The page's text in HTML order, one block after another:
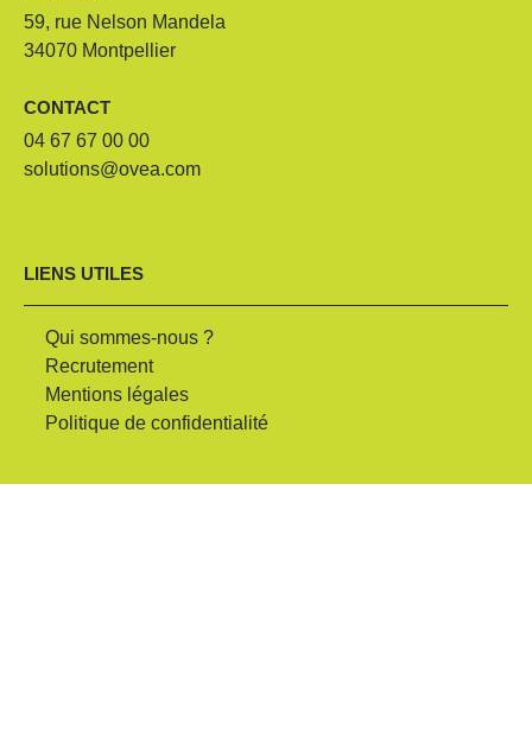
59, rue Nelson Mandela
34070 Montpellier
CONTACT
04 67 67 00 00
solutions@ovea.com
LIENS UTILES
Qui sommes-nous ?
Recrutement
Mentions légales
Politique de confidentialité